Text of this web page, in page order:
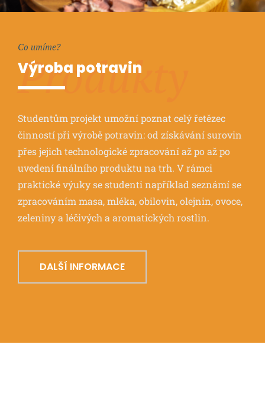
Produkty
Co umíme?
Výroba potravin
Studentům projekt umožní poznat celý řetězec
činností při výrobě potravin: od získávání surovin
přes jejich technologické zpracování až po až po
uvedení finálního produktu na trh. V rámci
praktické výuky se studenti například seznámí se
zpracováním masa, mléka, obilovin, olejnin, ovoce,
zeleniny a léčivých a aromatických rostlin.
DALŠÍ INFORMACE